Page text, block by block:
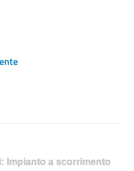
Impianto a scorrimento